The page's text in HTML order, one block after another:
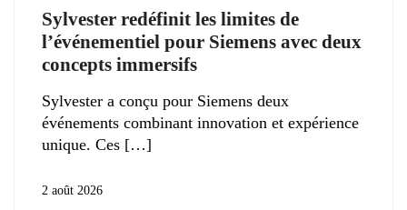
Sylvester redéfinit les limites de
l’événementiel pour Siemens avec deux
concepts immersifs
Sylvester a conçu pour Siemens deux
événements combinant innovation et expérience
unique. Ces
2 août 2026